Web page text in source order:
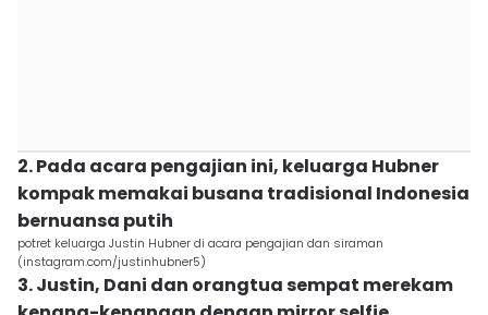
2. Pada acara pengajian ini, keluarga Hubner
kompak memakai busana tradisional Indonesia
bernuansa putih
potret keluarga Justin Hubner di acara pengajian dan siraman
(instagram.com/justinhubner5)
3. Justin, Dani dan orangtua sempat merekam